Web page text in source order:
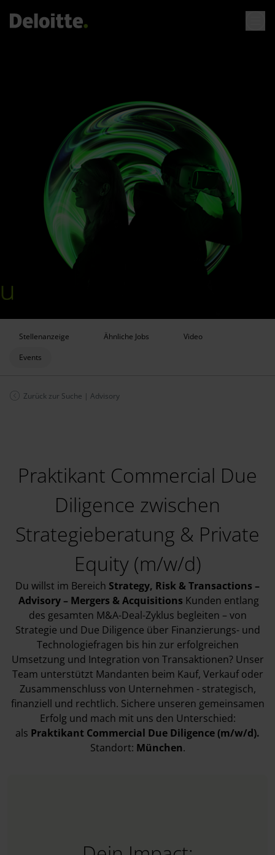
Stellenanzeige Ähnliche Jobs
Video
Events
Zurück zur Suche | Advisory
Praktikant Commercial Due
Diligence zwischen
Strategieberatung & Private
Equity (m/w/d)
Du willst im Bereich Strategy, Risk & Transactions –
Advisory – Mergers & Acquisitions Kunden entlang
des gesamten M&A-Deal-Zyklus begleiten – von
Strategie und Due Diligence über Finanzierungs- und
Technologiefragen bis hin zur erfolgreichen
Umsetzung und Integration von Transaktionen? Unser
Team unterstützt Mandanten beim Kauf, Verkauf oder
Zusammenschluss von Unternehmen - strategisch,
finanziell und rechtlich. Sichere unseren gemeinsamen
Erfolg und mach mit uns den Unterschied:
als Praktikant Commercial Due Diligence (m/w/d).
Standort: München.